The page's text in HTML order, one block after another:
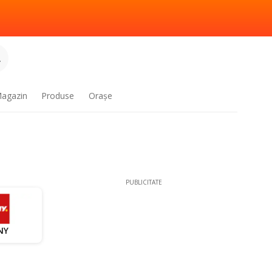
Produse Oraşe
PUBLICITATE